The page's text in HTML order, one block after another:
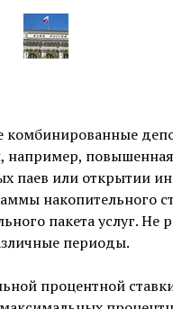
комбинированные
паев или открытии
накопительного
пакета услуг. Не
периоды.
процентной